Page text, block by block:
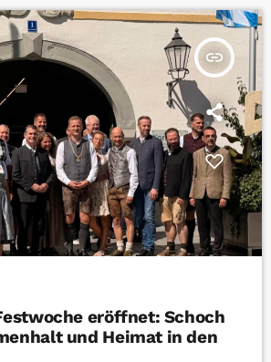
insert_link
eröffnet: Schoch
und Heimat in den